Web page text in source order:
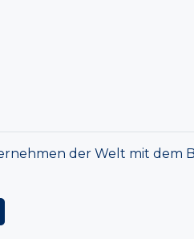
der Welt mit dem